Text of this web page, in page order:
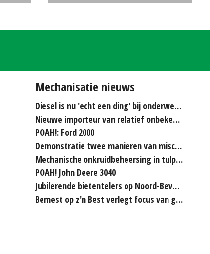
Mechanisatie nieuws
Diesel is nu 'echt een ding' bij onderwerken
Nieuwe importeur van relatief onbekende merken...
POAH!: Ford 2000
Demonstratie twee manieren van miscanthus hakselen
Mechanische onkruidbeheersing in tulpenteelt steeds...
POAH! John Deere 3040
Jubilerende bietentelers op Noord-Beveland rijden elkaar...
Bemest op z'n Best verlegt focus van grasland naar bouwland